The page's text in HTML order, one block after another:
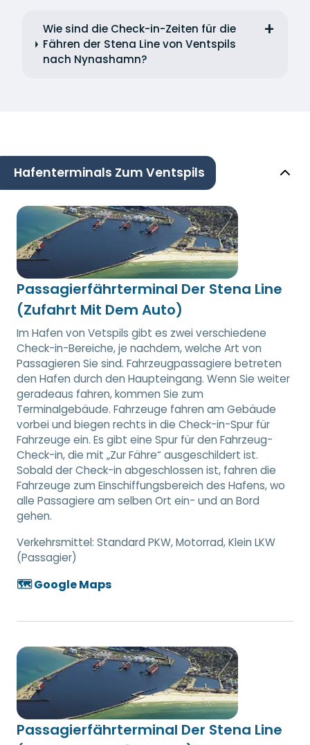
Wie sind die Check-in-Zeiten für die
Fähren der Stena Line von Ventspils
nach Nynashamn?
Hafenterminals Zum Ventspils
Passagierfährterminal Der Stena Line
(Zufahrt Mit Dem Auto)
Im Hafen von Vetspils gibt es zwei verschiedene
Check-in-Bereiche, je nachdem, welche Art von
Passagieren Sie sind. Fahrzeugpassagiere betreten
den Hafen durch den Haupteingang. Wenn Sie weiter
geradeaus fahren, kommen Sie zum
Terminalgebäude. Fahrzeuge fahren am Gebäude
vorbei und biegen rechts in die Check-in-Spur für
Fahrzeuge ein. Es gibt eine Spur für den Fahrzeug-
Check-in, die mit „Zur Fähre“ ausgeschildert ist.
Sobald der Check-in abgeschlossen ist, fahren die
Fahrzeuge zum Einschiffungsbereich des Hafens, wo
alle Passagiere am selben Ort ein- und an Bord
gehen.
Verkehrsmittel: Standard PKW, Motorrad, Klein LKW
(Passagier)
🗺️ Google Maps
Passagierfährterminal Der Stena Line